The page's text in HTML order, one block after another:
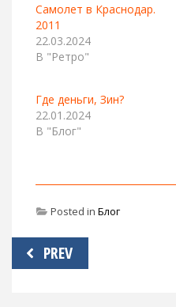
Самолет в Краснодар.
2011
22.03.2024
В "Ретро"
Где деньги, Зин?
22.01.2024
В "Блог"
Posted in Блог
Навигация
по
PREV